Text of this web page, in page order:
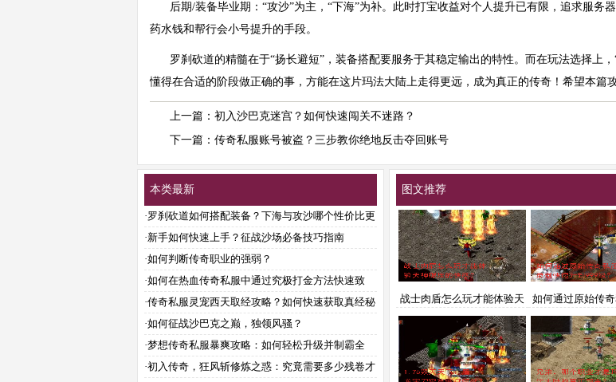
后期/装备毕业期：“攻沙”为主，“下海”为补。此时打宝收益对个人提升已有限，追求服
药水钱和帮行会小号提升的手段。
罗刹砍道的精髓在于“扬长避短”，装备搭配要服务于其稳定输出的特性。而在玩法选择上
懂得在合适的阶段做正确的事，方能在这片玛法大陆上走得更远，成为真正的传奇！希望本篇
上一篇： 初入沙巴克迷宫？如何快速闯关不迷路？
下一篇： 传奇私服账号被盗？三步教你绝地反击夺回账号
本类最新
·罗刹砍道如何搭配装备？下海与攻沙哪个性价比更
高？
·新手如何快速上手？征战沙场必备技巧指南
·如何判断传奇职业的强弱？
·如何在热血传奇私服中通过究极打金方法快速致
富？
·传奇私服灵宠西天取经攻略？如何快速获取真经秘
籍？
·如何征战沙巴克之巅，独领风骚？
·梦想传奇私服暴爽攻略：如何轻松升级并制霸全
服？
·初入传奇，狂风斩修炼之惑：究竟需要多少残卷才
图文推荐
战士肉盾怎么玩才能体验天
神碾压的快感？
如何通过原始传
器快速升到